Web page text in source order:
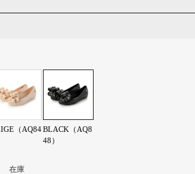
（AQ84BLACK（AQ8
48）
在庫